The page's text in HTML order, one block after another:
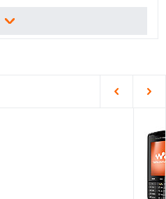
СРОКАМ ВЫХОДА
НОУТБУК